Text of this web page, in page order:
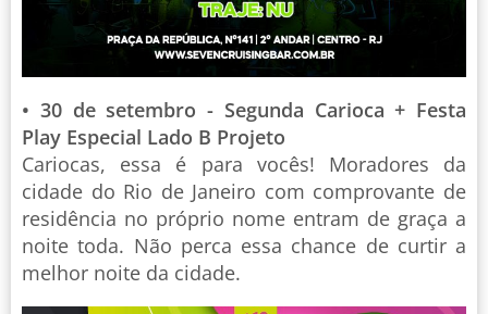
• 30 de setembro - Segunda Carioca + Festa
Play Especial Lado B Projeto
Cariocas, essa é para vocês! Moradores da
cidade do Rio de Janeiro com comprovante de
residência no próprio nome entram de graça a
noite toda. Não perca essa chance de curtir a
melhor noite da cidade.